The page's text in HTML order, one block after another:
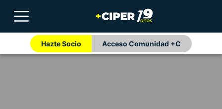
Hazte Socio Acceso Comunidad +C